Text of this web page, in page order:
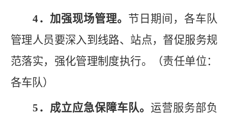
4．加强现场管理。 节日 期间，各车队
管理人员要深入到线路、站点，督促服务规
范落实，强化管理制度执行。（责任单位：
各车队）
5． 成立应急保障车队。 运营服务部负